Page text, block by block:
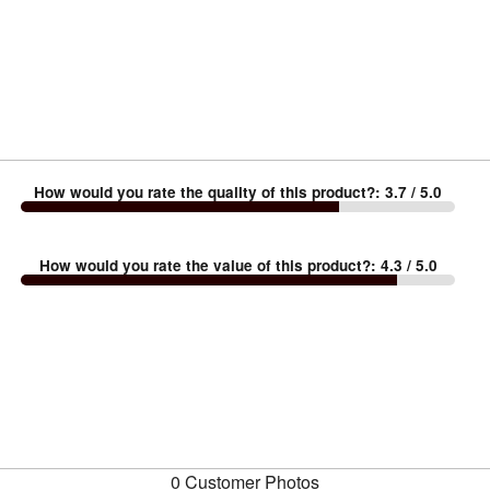
How would you rate the quality of this product?:3.7 / 5.0
How would you rate the value of this product?: 4.3 / 5.0
0 Customer Photos